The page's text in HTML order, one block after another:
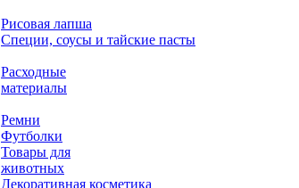
Рисовая лапша
Специи, соусы и тайские пасты
Расходные
материалы
Ремни
Футболки
Товары для
животных
Декоративная косметика